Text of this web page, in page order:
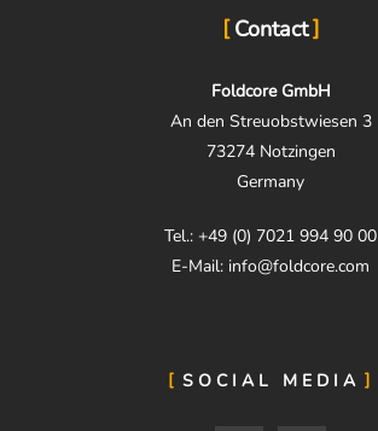
Contact
Foldcore GmbH
An den Streuobstwiesen 3
73274 Notzingen
Germany
Tel.: +49 (0) 7021 994 90 00
E-Mail: info@foldcore.com
SOCIAL MEDIA